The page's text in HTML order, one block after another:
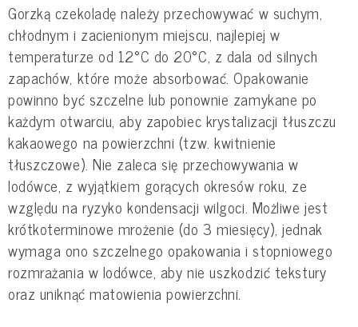
Gorzką czekoladę należy przechowywać w suchym,
chłodnym i zacienionym miejscu, najlepiej w
temperaturze od 12°C do 20°C, z dala od silnych
zapachów, które może absorbować. Opakowanie
powinno być szczelne lub ponownie zamykane po
każdym otwarciu, aby zapobiec krystalizacji tłuszczu
kakaowego na powierzchni (tzw. kwitnienie
tłuszczowe). Nie zaleca się przechowywania w
lodówce, z wyjątkiem gorących okresów roku, ze
względu na ryzyko kondensacji wilgoci. Możliwe jest
krótkoterminowe mrożenie (do 3 miesięcy), jednak
wymaga ono szczelnego opakowania i stopniowego
rozmrażania w lodówce, aby nie uszkodzić tekstury
oraz uniknąć matowienia powierzchni.